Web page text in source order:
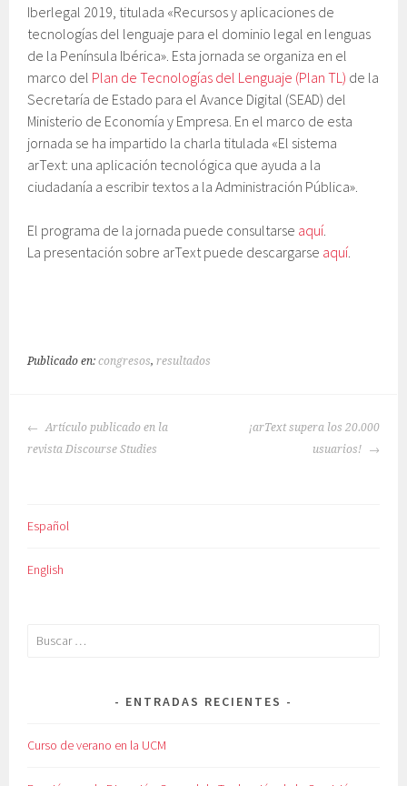
Iberlegal 2019, titulada «Recursos y aplicaciones de
tecnologías del lenguaje para el dominio legal en lenguas
de la Península Ibérica». Esta jornada se organiza en el
marco del Plan de Tecnologías del Lenguaje (Plan TL) de la
Secretaría de Estado para el Avance Digital (SEAD) del
Ministerio de Economía y Empresa. En el marco de esta
jornada se ha impartido la charla titulada «El sistema
arText: una aplicación tecnológica que ayuda a la
ciudadanía a escribir textos a la Administración Pública».
El programa de la jornada puede consultarse aquí.
La presentación sobre arText puede descargarse aquí.
Publicado en:congresos,resultados
NAVEGACIÓN
DE
Artículo publicado en la
revista Discourse Studies
¡arText supera los 20.000
usuarios!
Español
English
Buscar:
ENTRADAS RECIENTES
Curso de verano en la UCM